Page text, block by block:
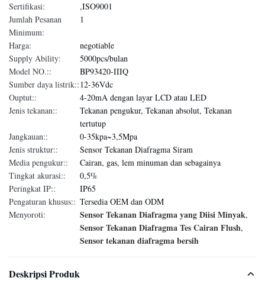
Sertifikasi:
,ISO9001
Jumlah Pesanan
Minimum:
1
Harga:
negotiable
Supply Ability:
5000pcs/bulan
Model NO.::
BP93420-IIIQ
Sumber daya listrik::12-36Vdc
Ouptut::
4-20mA dengan layar LCD atau LED
Jenis tekanan::
Tekanan pengukur, Tekanan absolut, Tekanan
tertutup
Jangkauan::
0-35kpa~3,5Mpa
Jenis struktur::
Sensor Tekanan Diafragma Siram
Media pengukur::
Cairan, gas, lem minuman dan sebagainya
Tingkat akurasi::
0,5%
Peringkat IP::
IP65
Pengaturan khusus:: Tersedia OEM dan ODM
Menyoroti:
Sensor Tekanan Diafragma yang Diisi Minyak,
Sensor Tekanan Diafragma Tes Cairan Flush,
Sensor tekanan diafragma bersih
Deskripsi Produk